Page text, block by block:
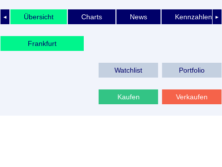
◄ ►
Übersicht Charts News Kennzahlen
Frankfurt
Watchlist Portfolio
Kaufen Verkaufen